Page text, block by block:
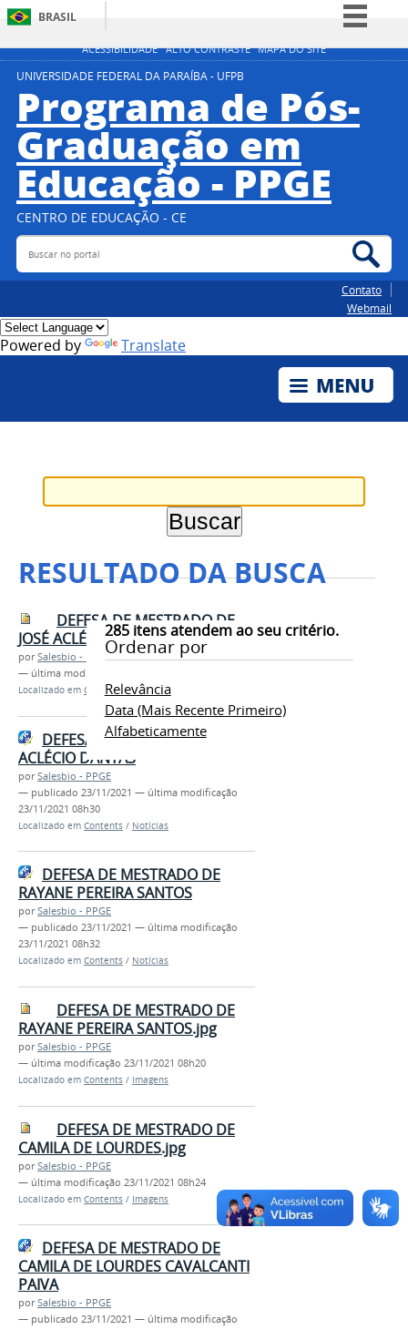
ACESSIBILIDADE ALTO CONTRASTE MAPA DO SITE
BRASIL
Simplifique!
Participe
Legislação
Canais
UNIVERSIDADE FEDERAL DA PARAÍBA - UFPB
Programa de Pós-
Graduação em
Educação - PPGE
CENTRO DE EDUCAÇÃO - CE
Buscar no portal
Contato
Webmail
Powered by Translate
RESULTADO DA BUSCA
285itens atendem ao seu critério.
Ordenar por
Relevância
Data (mais Recente Primeiro)
Alfabeticamente
DEFESA DE MESTRADO DE
JOSÉ ACLÉCIO DANTAS.jpg
porSalesbio - PPGE
— última modificação
Localizado em Contents /Imagens
DEFESA DE MESTRADO DE JOSÉ
ACLÉCIO DANTAS
porSalesbio - PPGE
— publicado 23/11/2021 — última modificação
23/11/2021 08h30
Localizado em Contents / Notícias
DEFESA DE MESTRADO DE
RAYANE PEREIRA SANTOS
porSalesbio - PPGE
— publicado 23/11/2021 — última modificação
23/11/2021 08h32
Localizado em Contents / Notícias
DEFESA DE MESTRADO DE
RAYANE PEREIRA SANTOS.jpg
porSalesbio - PPGE
— última modificação 23/11/2021 08h20
Localizado em Contents / Imagens
DEFESA DE MESTRADO DE
CAMILA DE LOURDES.jpg
porSalesbio - PPGE
— última modificação 23/11/2021 08h24
Localizado em Contents / Imagens
DEFESA DE MESTRADO DE
CAMILA DE LOURDES CAVALCANTI
PAIVA
porSalesbio - PPGE
— publicado 23/11/2021 — última modificação